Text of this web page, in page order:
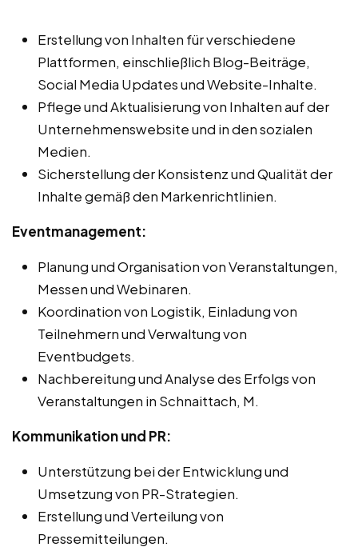
Erstellung von Inhalten für verschiedene
Plattformen, einschließlich Blog-Beiträge,
Social Media Updates und Website-Inhalte.
Pflege und Aktualisierung von Inhalten auf der
Unternehmenswebsite und in den sozialen
Medien.
Sicherstellung der Konsistenz und Qualität der
Inhalte gemäß den Markenrichtlinien.
Eventmanagement:
Planung und Organisation von Veranstaltungen,
Messen und Webinaren.
Koordination von Logistik, Einladung von
Teilnehmern und Verwaltung von
Eventbudgets.
Nachbereitung und Analyse des Erfolgs von
Veranstaltungen in Schnaittach, M.
Kommunikation und PR:
Unterstützung bei der Entwicklung und
Umsetzung von PR-Strategien.
Erstellung und Verteilung von
Pressemitteilungen.